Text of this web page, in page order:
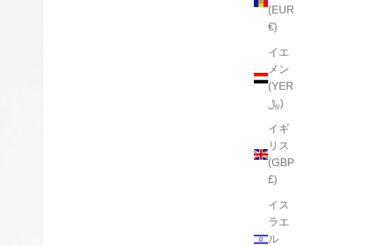
(EUR
€)
イエ
メン
(YER
﷼)
イギ
リス
(GBP
£)
イス
ラエ
ル